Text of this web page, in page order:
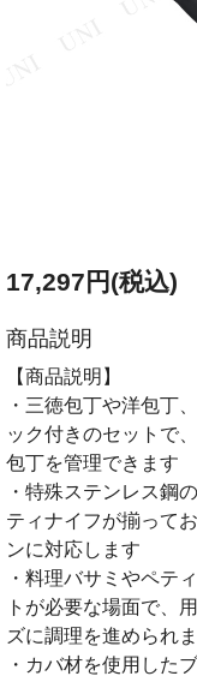
17,297円(税込)
商品説明
【商品説明】
・三徳包丁や洋包丁
ック付きのセットで
包丁を管理できます
・特殊ステンレス鋼
ティナイフが揃って
ンに対応します
・料理バサミやペテ
トが必要な場面で、
ズに調理を進められ
・カバ材を使用した